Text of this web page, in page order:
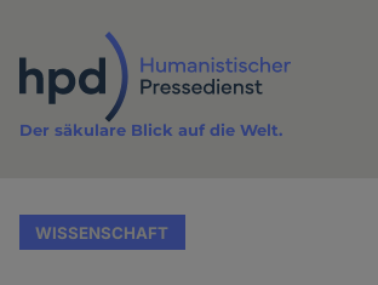
Inhalt
Der säkulare Blick auf die Welt.
WISSENSCHAFT